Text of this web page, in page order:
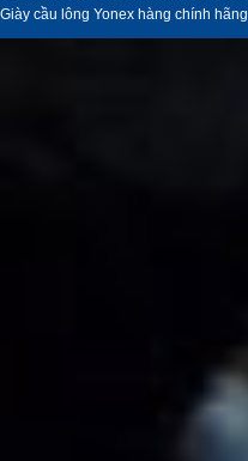
Giày cầu lông Yonex hàng chính hãng